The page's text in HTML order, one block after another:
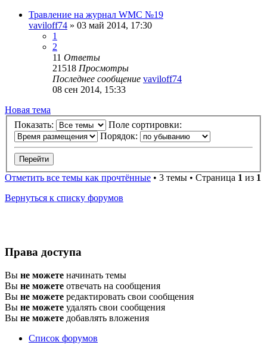
Травление на журнал WMC №19
vaviloff74 » 03 май 2014, 17:30
1
2
11 Ответы
21518 Просмотры
Последнее сообщение vaviloff74
08 сен 2014, 15:33
Новая
тема
Новая тема
Показать:
Поле сортировки:
Порядок:
Отметить все темы как прочтённые • 3 темы • Страница 1 из 1
Вернуться к списку форумов
Права доступа
Вы не можете начинать темы
Вы не можете отвечать на сообщения
Вы не можете редактировать свои сообщения
Вы не можете удалять свои сообщения
Вы не можете добавлять вложения
Список форумов